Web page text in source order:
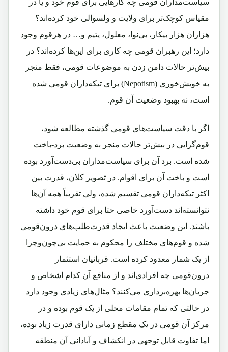
سیاست‌مداران قومی چه کارهایی برای قوم خود و یا در
مقیاس کوچک‌تر برای ولایت و ولسوالی خود کرده‌اند؟
هزاران هزار بیکار، بی‌نوا، معلول، یتیم و… در هر‌قوم وجود
دارد؛ این رهبران قومی چه ‌کاری برای این‌ها کرده‌اند؟ در
بیش‌تر حالات دامن ‌زدن به موضوعات قومی، فقط منجر
به خویش‌خوری (Nepotism) برای تیکه‌داران قومی شده
است، نه بهبود وضعیت آن قوم.
اگر با دقت سیاست‌های قومی گذشته مطالعه شود،
قوم‌گرایی در بیش‌تر حالات منجر به وضعیت برد-باخت
شده است. برد آن برای سیاست‌مداران بی‌دست‌آورد بوده
است و باخت آن برای اقوام. در تصویر کلان، قدرت بین
اکثر تیکه‌داران قومی تقسیم شده، ولی تقریباً همه آن‌ها
نتوانسته‌اند دست‌آورد خاصی حتا برای قوم خود داشته
باشند. این وضعیت باعث ایجاد قدرت‌طلب‌های درون‌قومی
شده و قوم‌های مختلف را محکوم به حمایت بی‌چون‌و‌چرا
از یک شمار معدود کرده است. قربانیان استثمار
درون‌قومی چه افرادی‌اند و از منافع آن کدام اشخاص و
جریان‌ها بهره‌برداری می‌کنند؟ مثال‌های زیادی وجود دارد
در حالتی که تمام مقامات محلی از یک قوم بوده و در
مرکز آن قومی در یک مقطع زمانی دارای قدرت زیاد بوده،
اما تفاوت قابل توجهی در انکشاف و آبادانی آن منطقه